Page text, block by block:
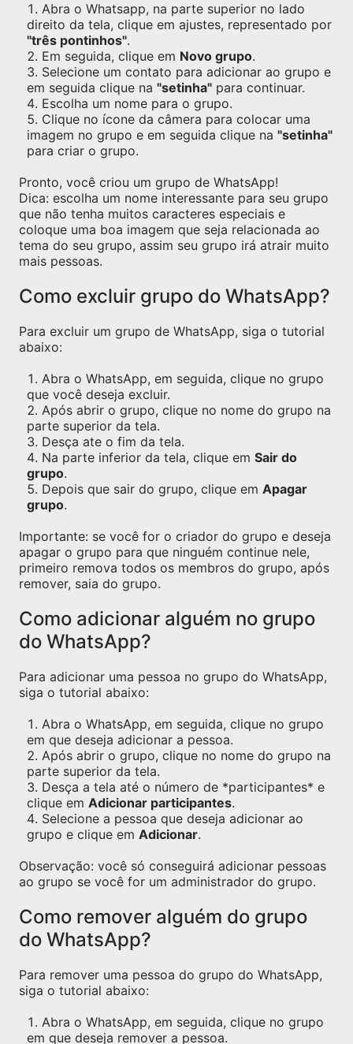
Abra o Whatsapp, na parte superior no lado
direito da tela, clique em ajustes, representado por
"três pontinhos".
Em seguida, clique em Novo grupo.
Selecione um contato para adicionar ao grupo e
em seguida clique na "setinha" para continuar.
Escolha um nome para o grupo.
Clique no ícone da câmera para colocar uma
imagem no grupo e em seguida clique na "setinha"
para criar o grupo.
Pronto, você criou um grupo de WhatsApp!
Dica: escolha um nome interessante para seu grupo
que não tenha muitos caracteres especiais e
coloque uma boa imagem que seja relacionada ao
tema do seu grupo, assim seu grupo irá atrair muito
mais pessoas.
Como excluir grupo do WhatsApp?
Para excluir um grupo de WhatsApp, siga o tutorial
abaixo:
Abra o WhatsApp, em seguida, clique no grupo
que você deseja excluir.
Após abrir o grupo, clique no nome do grupo na
parte superior da tela.
Desça ate o fim da tela.
Na parte inferior da tela, clique em Sair do
grupo.
Depois que sair do grupo, clique em Apagar
grupo.
Importante: se você for o criador do grupo e deseja
apagar o grupo para que ninguém continue nele,
primeiro remova todos os membros do grupo, após
remover, saia do grupo.
Como adicionar alguém no grupo
do WhatsApp?
Para adicionar uma pessoa no grupo do WhatsApp,
siga o tutorial abaixo:
Abra o WhatsApp, em seguida, clique no grupo
em que deseja adicionar a pessoa.
Após abrir o grupo, clique no nome do grupo na
parte superior da tela.
Desça a tela até o número de *participantes* e
clique em Adicionar participantes.
Selecione a pessoa que deseja adicionar ao
grupo e clique em Adicionar.
Observação: você só conseguirá adicionar pessoas
ao grupo se você for um administrador do grupo.
Como remover alguém do grupo
do WhatsApp?
Para remover uma pessoa do grupo do WhatsApp,
siga o tutorial abaixo:
Abra o WhatsApp, em seguida, clique no grupo
em que deseja remover a pessoa.